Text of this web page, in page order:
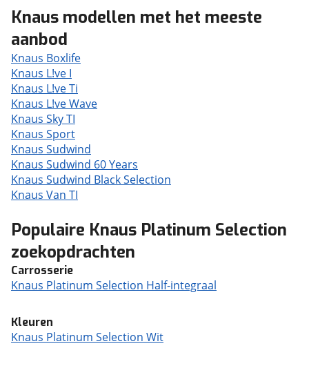
Knaus modellen met het meeste
aanbod
Knaus Boxlife
Knaus L!ve I
Knaus L!ve Ti
Knaus L!ve Wave
Knaus Sky TI
Knaus Sport
Knaus Sudwind
Knaus Sudwind 60 Years
Knaus Sudwind Black Selection
Knaus Van TI
Populaire Knaus Platinum Selection
zoekopdrachten
Carrosserie
Knaus Platinum Selection Half-integraal
Kleuren
Knaus Platinum Selection Wit